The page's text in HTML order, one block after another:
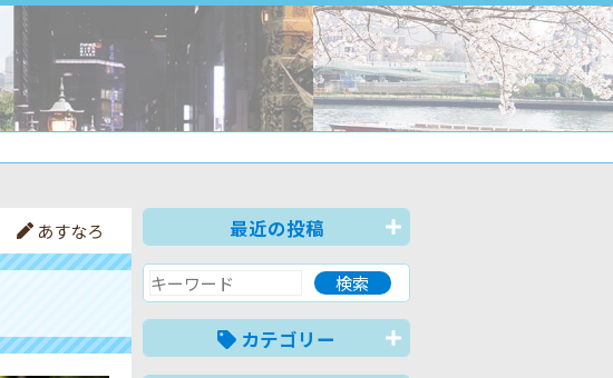
あすなろ 最近の投稿
カテゴリー